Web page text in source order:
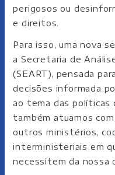
perigosos ou
e direitos.
Para isso, uma nova
a Secretaria de
(SEART), pensada
decisões informada
ao tema das políticas
também atuamos
outros ministérios,
interministeriais em
necessitem da nossa